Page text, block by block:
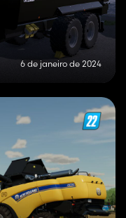
6 de janeiro de 2024